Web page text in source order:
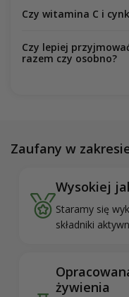
Czy witamina C i
Czy lepiej
razem czy osobno?
Zaufany w
Wysokiej
Staramy się
składniki
żywienia